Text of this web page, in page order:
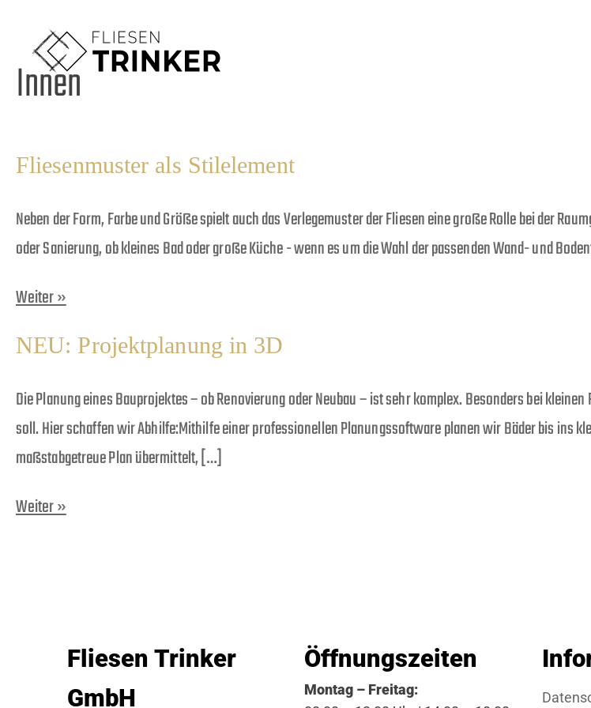
Innen
Fliesenmuster als Stilelement
Neben der Form, Farbe und Größe spielt auch das Verlegemuster der Fliesen eine große Rolle bei der
oder Sanierung, ob kleines Bad oder große Küche - wenn es um die Wahl der passenden Wand- und
Weiter »
NEU: Projektplanung in 3D
Die Planung eines Bauprojektes – ob Renovierung oder Neubau – ist sehr komplex. Besonders bei
soll. Hier schaffen wir Abhilfe:Mithilfe einer professionellen Planungssoftware planen wir Bäder bis ins
maßstabgetreue Plan übermittelt, […]
Weiter »
Fliesen Trinker
GmbH
Öffnungszeiten
Montag – Freitag: